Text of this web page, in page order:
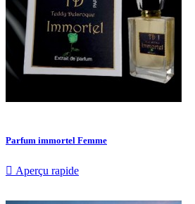
Parfum immortel Femme
 Aperçu rapide